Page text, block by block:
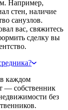
Например,
стен, наличие
санузлов.
вас, свяжитесь
сделку вы
каждом
— собственник
без